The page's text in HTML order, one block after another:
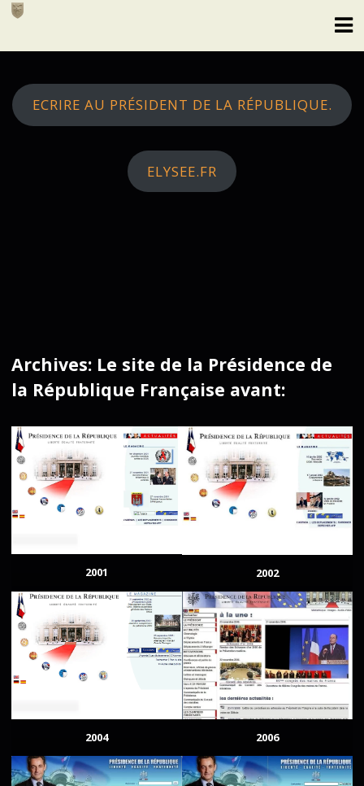
Skip
ECRIRE AU PRÉSIDENT DE LA RÉPUBLIQUE.
ELYSEE.FR
Archives: Le site de la Présidence de
la République Française avant:
2001 2002
2004 2006